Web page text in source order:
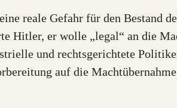
reale Gefahr für den Bestand
Hitler, er wolle „legal“ an die
und rechtsgerichtete
auf die